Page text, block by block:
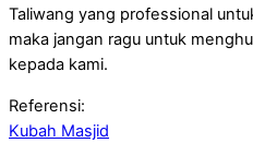
Taliwang yang professional
maka jangan ragu untuk
kepada kami.
Referensi:
Kubah Masjid